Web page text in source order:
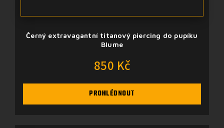
Černý extravagantní titanový piercing do pupíku
Blume
850 Kč
PROHLÉDNOUT